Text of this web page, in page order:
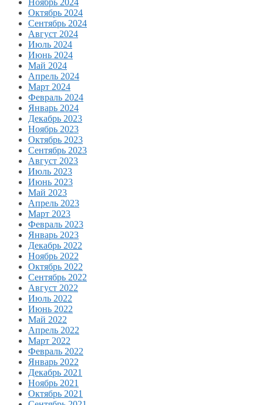
Ноябрь 2024
Октябрь 2024
Сентябрь 2024
Август 2024
Июль 2024
Июнь 2024
Май 2024
Апрель 2024
Март 2024
Февраль 2024
Январь 2024
Декабрь 2023
Ноябрь 2023
Октябрь 2023
Сентябрь 2023
Август 2023
Июль 2023
Июнь 2023
Май 2023
Апрель 2023
Март 2023
Февраль 2023
Январь 2023
Декабрь 2022
Ноябрь 2022
Октябрь 2022
Сентябрь 2022
Август 2022
Июль 2022
Июнь 2022
Май 2022
Апрель 2022
Март 2022
Февраль 2022
Январь 2022
Декабрь 2021
Ноябрь 2021
Октябрь 2021